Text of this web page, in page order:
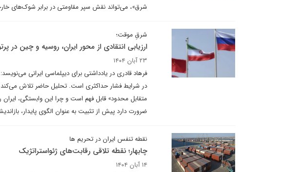
شرق»، می‌تواند نقش سپر مقاومتی در برابر شوک‌های
شرقِ موقت؛
ارزیابی انتقادی از محور ایران، روسیه و چین
۲۳ آبان ۱۴۰۴
فرهاد قادری در یادداشتی برای دیپلماسی ایرانی
در شرایط فشار حداکثری است. تحلیل حاضر تلاش
متقابل محدود» قابل فهم است و چرا این وابستگی،
ضرورت دارد پیش از تثبیت به عنوان الگوی پایدار،
نقطه تنفس ایران در تحریم ها
چابهار؛ نقطه تلاقی رقابت‌های ژئواستراتژیک
۱۴ آبان ۱۴۰۴